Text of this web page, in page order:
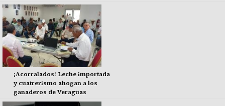
¡Acorralados! Leche importada
y cuatrerismo ahogan a los
ganaderos de Veraguas